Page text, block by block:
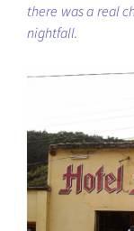
there was a real
nightfall.